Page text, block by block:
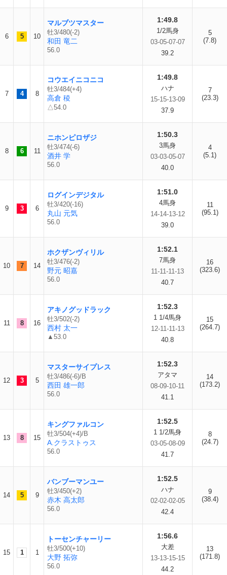
6 5 10
マルブツマスター
牡3/480(-2)
和田 竜二
56.0
1:49.8
1/2馬身
03-05-07-07
39.2
5
(7.8)
7 4 8
コウエイニコニコ
牡3/484(+4)
高倉 稜
△54.0
1:49.8
ハナ
15-15-13-09
37.9
7
(23.3)
8 6 11
ニホンピロザジ
牡3/474(-6)
酒井 学
56.0
1:50.3
3馬身
03-03-05-07
40.0
4
(5.1)
9 3 6
ログインデジタル
牡3/420(-16)
丸山 元気
56.0
1:51.0
4馬身
14-14-13-12
39.0
11
(95.1)
10 7 14
ホクザンヴィリル
牡3/476(-2)
野元 昭嘉
56.0
1:52.1
7馬身
11-11-11-13
40.7
16
(323.6)
11 8 16
アキノグッドラック
牡3/502(-2)
西村 太一
▲53.0
1:52.3
1 1/4馬身
12-11-11-13
40.8
15
(264.7)
12 3 5
マスターサイプレス
牡3/486(-6)/B
西田 雄一郎
56.0
1:52.3
アタマ
08-09-10-11
41.1
14
(173.2)
13 8 15
キングファルコン
牡3/504(+4)/B
A.クラストゥス
56.0
1:52.5
1 1/2馬身
03-05-08-09
41.7
8
(24.7)
14 5 9
バンブーマンユー
牡3/450(+2)
赤木 高太郎
56.0
1:52.5
ハナ
02-02-02-05
42.4
9
(38.4)
15 1 1
トーセンチャーリー
牡3/500(+10)
大野 拓弥
56.0
1:56.6
大差
13-13-15-15
44.2
13
(171.8)